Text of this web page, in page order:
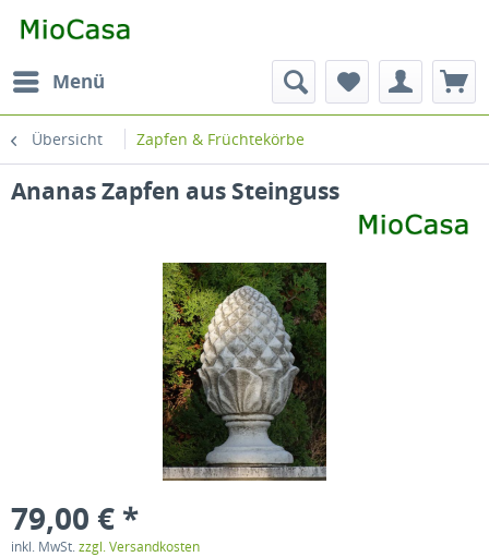
Menü
Übersicht Zapfen & Früchtekörbe
Ananas Zapfen aus Steinguss
79,00 € *
inkl. MwSt.zzgl. Versandkosten